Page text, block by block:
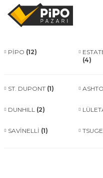
PİPO (12)
(4)
ST. DUPONT (1)
DUNHILL (2)
SAVİNELLİ (1) TSUGE